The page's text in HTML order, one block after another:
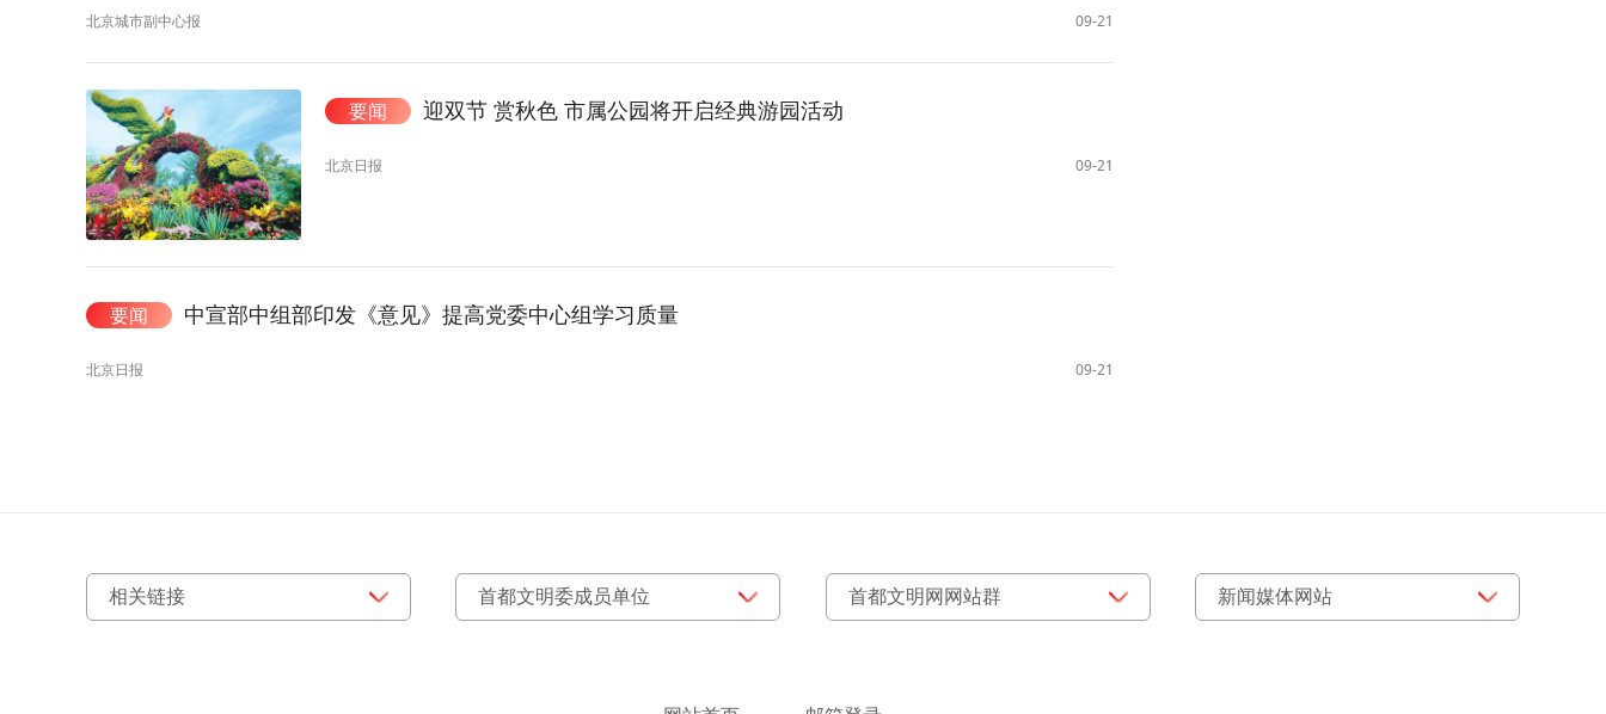
北京城市副中心报 09-21
要闻 迎双节 赏秋色 市属公园将开启经典游园活动
北京日报 09-21
要闻 中宣部中组部印发《意见》提高党委中心组学习质量
北京日报 09-21